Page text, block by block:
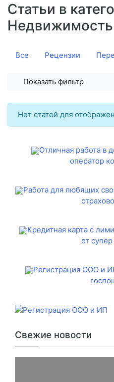
Статьи в
Недвижимость
Все Рецензии
Показать фильтр
Нет статей для
Отличная работа в
оператор
Работа для любящих
Кредитная карта с
от
Регистрация ООО и
Свежие новости